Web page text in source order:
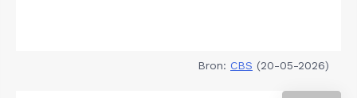
Bron: CBS (20-05-2026)